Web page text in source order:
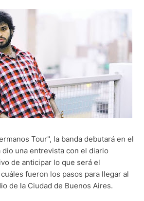
Tour", la banda debutará en el
dio una entrevista con el diario
de anticipar lo que será el
fueron los pasos para llegar al
de la Ciudad de Buenos Aires.